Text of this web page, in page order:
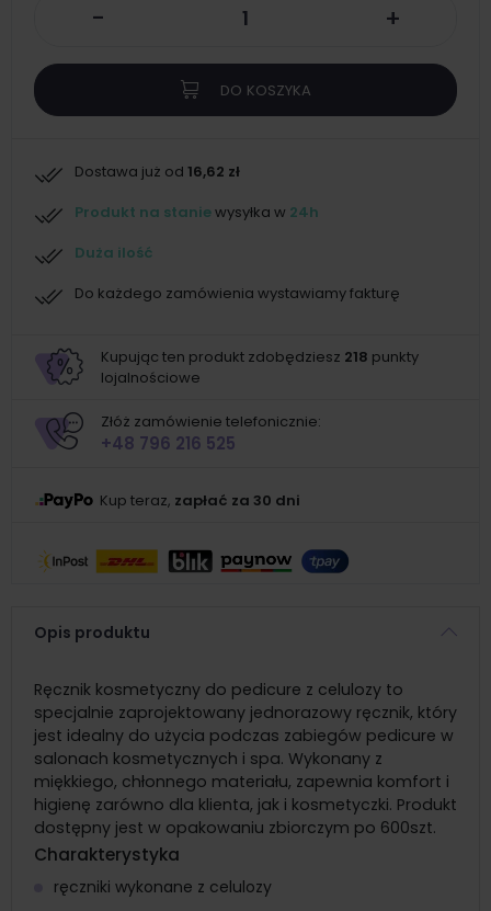
- +
DO KOSZYKA
Dostawa już od 16,62 zł
Produkt na staniewysyłka w 24h
Duża ilość
Do każdego zamówienia wystawiamy fakturę
Kupując ten produkt zdobędziesz 218 punkty
lojalnościowe
Złóż zamówienie telefonicznie:
+48 796 216 525
Kup teraz, zapłać za 30 dni
Opis produktu
Ręcznik kosmetyczny do pedicure z celulozy to
specjalnie zaprojektowany jednorazowy ręcznik, który
jest idealny do użycia podczas zabiegów pedicure w
salonach kosmetycznych i spa. Wykonany z
miękkiego, chłonnego materiału, zapewnia komfort i
higienę zarówno dla klienta, jak i kosmetyczki. Produkt
dostępny jest w opakowaniu zbiorczym po 600szt.
Charakterystyka
ręczniki wykonane z celulozy